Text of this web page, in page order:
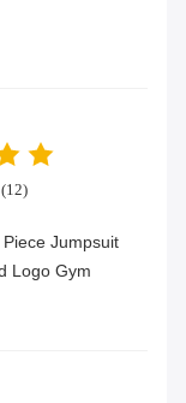
Jumpsuit
Logo Gym